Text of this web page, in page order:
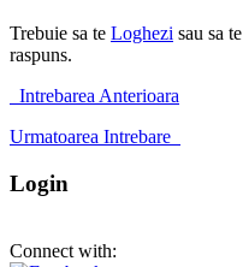
Trebuie sa te Loghezi sau sa te
raspuns.
Intrebarea Anterioara
Urmatoarea Intrebare
Login
Connect with: